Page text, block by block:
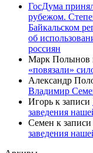
ГосДума
рубежом.
Байкальском
об
россиян
Марк Полынов
«повязали»
Александр
Владимир
Игорь к записи
заведения
Семен к записи
заведения